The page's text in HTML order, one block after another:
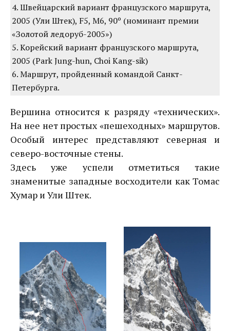
4. Швейцарский вариант французского маршрута,
2005 (Ули Штек), F5, M6, 90º (номинант премии
«Золотой ледоруб-2005»)
5. Корейский вариант французского маршрута,
2005 (Park Jung-hun, Choi Kang-sik)
6. Маршрут, пройденный командой Санкт-
Петербурга.
Вершина относится к разряду «технических».
На нее нет простых «пешеходных» маршрутов.
Особый интерес представляют северная и
северо-восточные стены.
Здесь уже успели отметиться такие
знаменитые западные восходители как Томас
Хумар и Ули Штек.